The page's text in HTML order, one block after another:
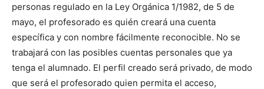
personas regulado en la Ley Orgánica 1/1982, de 5 de
mayo, el profesorado es quién creará una cuenta
específica y con nombre fácilmente reconocible. No se
trabajará con las posibles cuentas personales que ya
tenga el alumnado. El perfil creado será privado, de modo
que será el profesorado quien permita el acceso,